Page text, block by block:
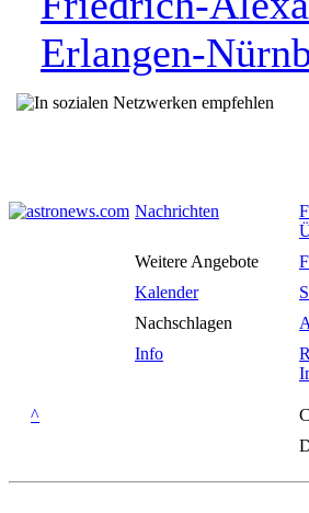
Erlangen-
Nachrichten
Weitere Angebote
Kalender
Nachschlagen
Info
^